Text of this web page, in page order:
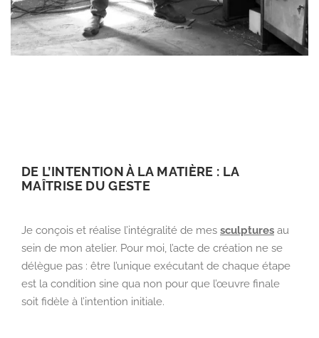
DE L’INTENTION À LA MATIÈRE : LA
MAÎTRISE DU GESTE
Je conçois et réalise l’intégralité de mes sculptures au
sein de mon atelier. Pour moi, l’acte de création ne se
délègue pas : être l’unique exécutant de chaque étape
est la condition sine qua non pour que l’œuvre finale
soit fidèle à l’intention initiale.